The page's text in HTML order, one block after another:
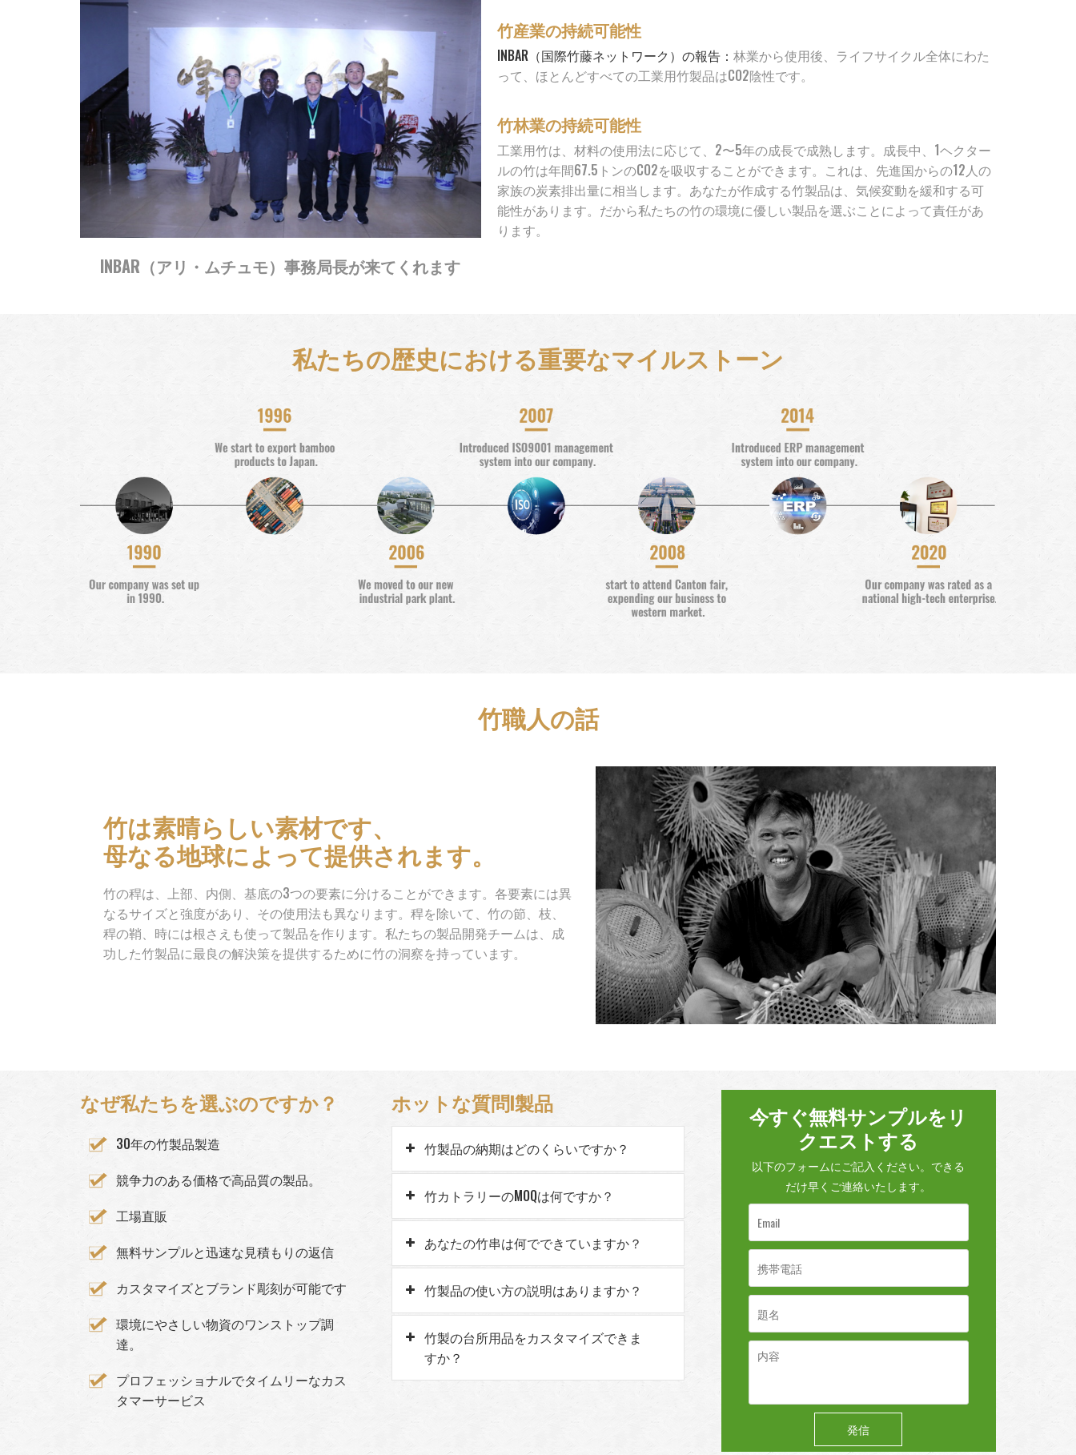
INBAR（アリ・ムチュモ）事務局長が来てくれます
竹産業の持続可能性
INBAR（国際竹藤ネットワーク）の報告： 林業から使用後、ライフサイクル全体にわた
って、ほとんどすべての工業用竹製品はCO2陰性です。
竹林業の持続可能性
工業用竹は、材料の使用法に応じて、2〜5年の成長で成熟します。成長中、1ヘクター
ルの竹は年間67.5トンのCO2を吸収することができます。これは、先進国からの12人の
家族の炭素排出量に相当します。あなたが作成する竹製品は、気候変動を緩和する可
能性があります。だから私たちの竹の環境に優しい製品を選ぶことによって責任があ
ります。
私たちの歴史における重要なマイルストーン
竹職人の話
竹は素晴らしい素材です、
母なる地球によって提供されます。
竹の稈は、上部、内側、基底の3つの要素に分けることができます。各要素には異
なるサイズと強度があり、その使用法も異なります。稈を除いて、竹の節、枝、
稈の鞘、時には根さえも使って製品を作ります。私たちの製品開発チームは、成
功した竹製品に最良の解決策を提供するために竹の洞察を持っています。
なぜ私たちを選ぶのですか？
30年の竹製品製造
競争力のある価格で高品質の製品。
工場直販
無料サンプルと迅速な見積もりの返信
カスタマイズとブランド彫刻が可能です
環境にやさしい物資のワンストップ調
達。
プロフェッショナルでタイムリーなカス
タマーサービス
ホットな質問I製品
竹製品の納期はどのくらいですか？
竹カトラリーのMOQは何ですか？
あなたの竹串は何でできていますか？
竹製品の使い方の説明はありますか？
竹製の台所用品をカスタマイズできま
すか？
今すぐ無料サンプルをリ
クエストする
以下のフォームにご記入ください。できる
だけ早くご連絡いたします。
発信